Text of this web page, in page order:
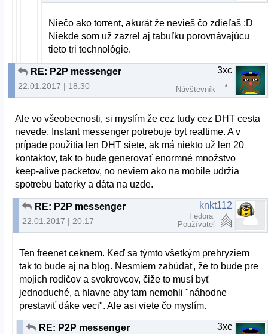
Niečo ako torrent, akurát že nevieš čo zdieľaš :D
Niekde som už zazrel aj tabuľku porovnávajúcu
tieto tri technológie.
RE: P2P messenger
22.01.2017 | 18:30
3xc
Návštevník
Ale vo všeobecnosti, si myslím že cez tudy cez DHT cesta
nevede. Instant messenger potrebuje byt realtime. A v
prípade použitia len DHT siete, ak má niekto už len 20
kontaktov, tak to bude generovať enormné množstvo
keep-alive packetov, no neviem ako na mobile udržia
spotrebu baterky a dáta na uzde.
RE: P2P messenger
22.01.2017 | 20:17
knkt112
Fedora
Používateľ
Ten freenet ceknem. Keď sa týmto všetkým prehryziem
tak to bude aj na blog. Nesmiem zabúdať, že to bude pre
mojich rodičov a svokrovcov, čiže to musí byť
jednoduché, a hlavne aby tam nemohli "náhodne
prestaviť dáke veci". Ale asi viete čo myslím.
RE: P2P messenger 3xc